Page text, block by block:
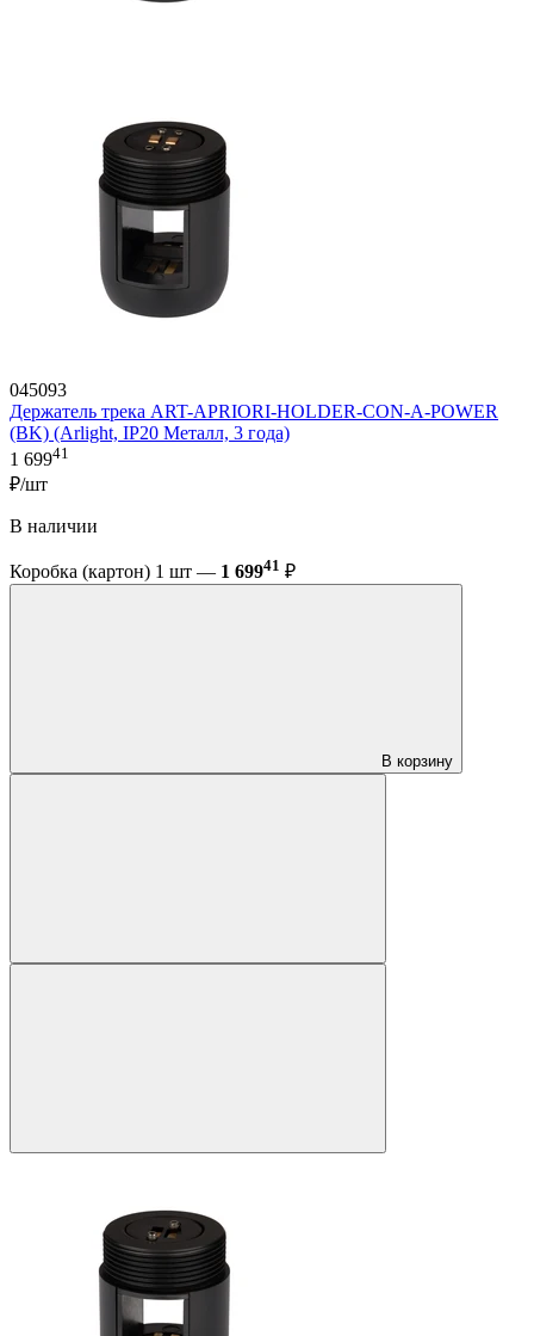
045093
Держатель трека ART-APRIORI-HOLDER-CON-A-POWER
(BK) (Arlight, IP20 Металл, 3 года)
1 69941
₽/шт
В наличии
Коробка (картон) 1 шт — 1 69941 ₽
В корзину